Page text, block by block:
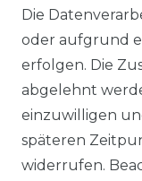
Impressum
Die
oder aufgrund
erfolgen. Die
abgelehnt
einzuwilligen
späteren
widerrufen.